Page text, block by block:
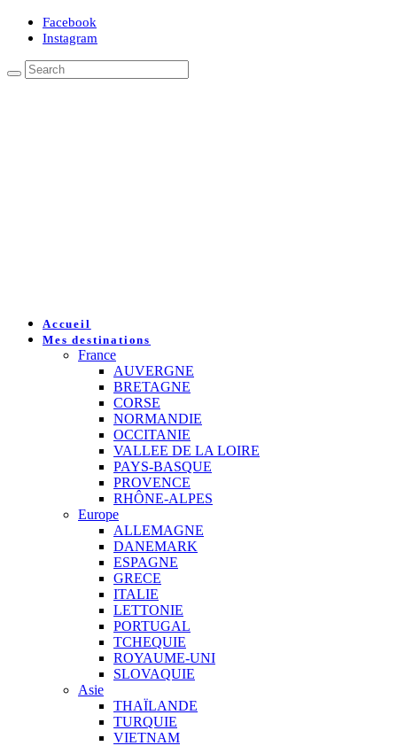
Facebook
Instagram
Accueil
Mes destinations
France
AUVERGNE
BRETAGNE
CORSE
NORMANDIE
OCCITANIE
VALLEE DE LA LOIRE
PAYS-BASQUE
PROVENCE
RHÔNE-ALPES
Europe
ALLEMAGNE
DANEMARK
ESPAGNE
GRECE
ITALIE
LETTONIE
PORTUGAL
TCHEQUIE
ROYAUME-UNI
SLOVAQUIE
Asie
THAÏLANDE
TURQUIE
VIETNAM